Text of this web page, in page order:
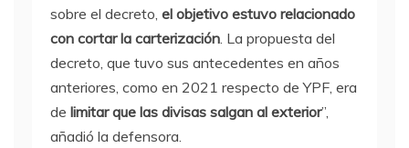
sobre el decreto, el objetivo estuvo relacionado
con cortar la carterización. La propuesta del
decreto, que tuvo sus antecedentes en años
anteriores, como en 2021 respecto de YPF, era
de limitar que las divisas salgan al exterior”,
añadió la defensora.